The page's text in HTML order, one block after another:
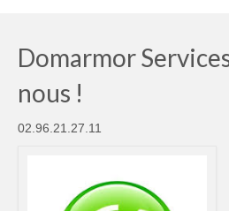
Domarmor
nous !
02.96.21.27.11